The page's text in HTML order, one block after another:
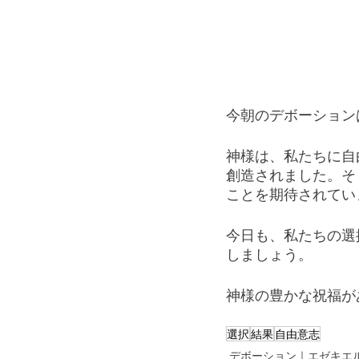
今朝のデボーショ
神様は、私たちに
創造されました。
ことを期待されて
今日も、私たちの
しましょう。
神様の豊かな祝福
選択結果 自由意志
デボーション｜エゼキエ